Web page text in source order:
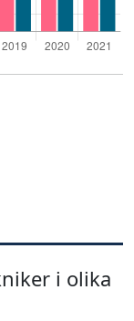
i olika